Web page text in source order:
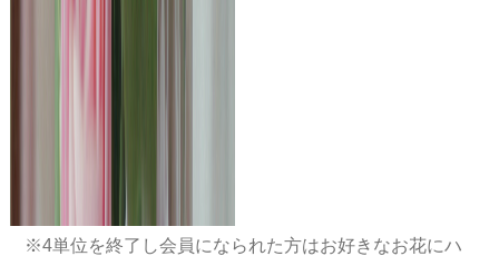
※4単位を終了し会員になられた⽅はお好きなお花にハ